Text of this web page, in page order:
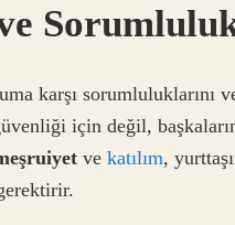
karşı sorumluluklarını
için değil,
ve katılım,